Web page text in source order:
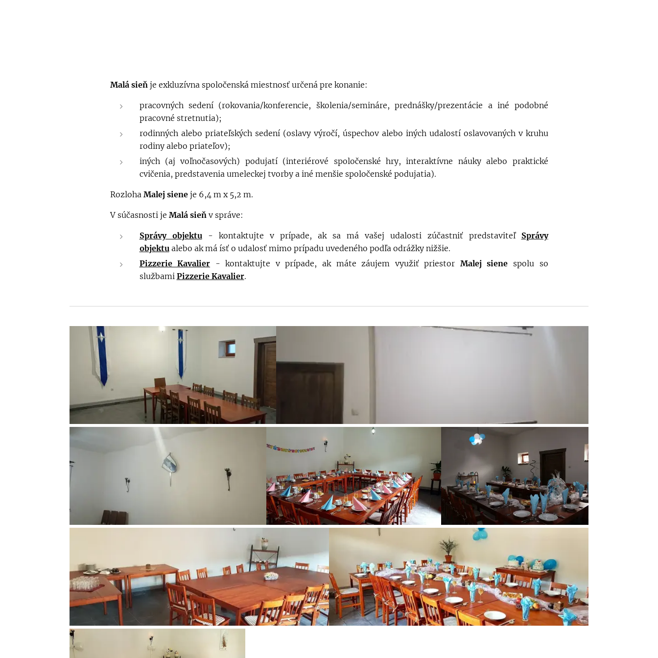
Malá sieňje exkluzívna spoločenská miestnosť určená pre konanie:
pracovných sedení (rokovania/konferencie, školenia/semináre, prednášky/prezentácie a iné podobné
pracovné stretnutia);
rodinných alebo priateľských sedení (oslavy výročí, úspechov alebo iných udalostí oslavovaných v kruhu
rodiny alebo priateľov);
iných (aj voľnočasových) podujatí (interiérové spoločenské hry, interaktívne náuky alebo praktické
cvičenia, predstavenia umeleckej tvorby a iné menšie spoločenské podujatia).
Rozloha Malej sieneje 6,4 m x 5,2 m.
V súčasnosti je Malá sieňv správe:
Správy objektu- kontaktujte v prípade, ak sa má vašej udalosti zúčastniť predstaviteľ Správy
objektualebo ak má ísť o udalosť mimo prípadu uvedeného podľa odrážky nižšie.
Pizzerie Kavalier - kontaktujte v prípade, ak máte záujem využiť priestor Malej siene spolu so
službami Pizzerie Kavalier.